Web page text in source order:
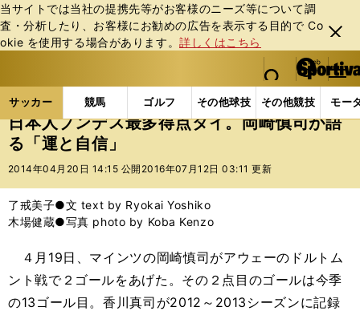
当サイトでは当社の提携先等がお客様のニーズ等について調
査・分析したり、お客様にお勧めの広告を表⽰する⽬的で Co
okie を使⽤する場合があります。詳しくはこちら
閉じ
る
web Sportiva (webスポルティーバ)
検索
マイペ
ー
ジ
メニュ
サッカー 競馬 ゴルフ その他球技 その他競技 モー
ス
ポ
ル
バ
サッカーの記事一覧 海外サッカー 海外サッカー
日本人ブンデス最多得点タイ。岡崎慎司が語
る「運と自信」
2014年04月20日 14:15 公開 2016年07月12日 03:11 更新
了戒美子●文 text by Ryokai Yoshiko
木場健蔵●写真 photo by Koba Kenzo
４月19日、マインツの岡崎慎司がアウェーのドルトム
ント戦で２ゴールをあげた。その２点目のゴールは今季
の13ゴール目。香川真司が2012～2013シーズンに記録